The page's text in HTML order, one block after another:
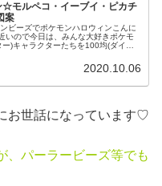
☆モルペコ・イーブイ・ピカチ
案
ビーズでポケモンハロウィンこんに
いので今日は、みんな大好きポケモ
ー)キャラクターたちを100均(ダイソ
2020.10.06
お世話になっています♡
パーラービーズ等でも